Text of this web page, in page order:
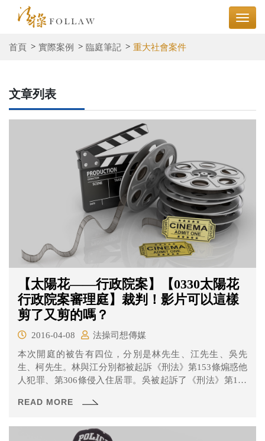
首頁 實際案例 臨庭筆記 重大社會案件
文章列表
【太陽花——行政院案】【0330太陽花
行政院案審理庭】裁判！影片可以這樣
剪了又剪的嗎？
2016-04-08
法操司想傳媒
本次開庭的被告有四位，分別是林先生、江先生、吳先
生、柯先生。林與江分別都被起訴《刑法》第153條煽惑他
人犯罪、第306條侵入住居罪。吳被起訴了《刑法》第135
法》第153條煽惑他人犯罪。
READ MORE